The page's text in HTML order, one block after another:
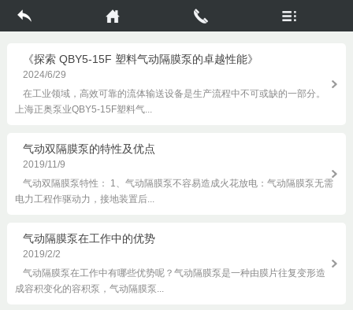
《探索 QBY5-15F 塑料气动隔膜泵的卓越性能》
2024/6/29
在工业领域，高效可靠的流体输送设备是生产流程中不可或缺的一部分。
上海正奥泵业QBY5-15F塑料气...
气动双隔膜泵的特性及优点
2019/11/9
气动双隔膜泵特性： 1、气动隔膜泵不容易造成火花放电：气动隔膜泵无需
电力工程作驱动力，接地装置后...
气动隔膜泵在工作中的优势
2019/2/2
气动隔膜泵在工作中有哪些优势呢？气动隔膜泵是一种由膜片往复变形造
成容积变化的容积泵，气动隔膜泵...